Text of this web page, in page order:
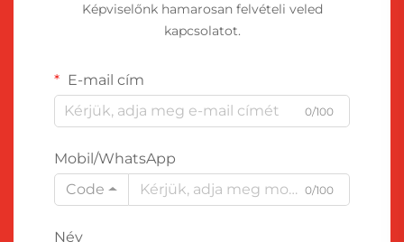
Képviselőnk hamarosan felvételi veled
kapcsolatot.
E-mail cím
0/100
Mobil/WhatsApp
Code
0/100
Név